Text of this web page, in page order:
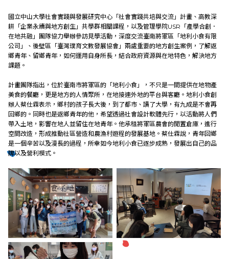
教育發展
研究成果
外部連結
EN
國立中山大學社會實踐與發展研究中心「社會實踐共培與交流」計畫、高教深
耕「企業永續與地方創生」共學群相關課程，以及管理學院USR「產學合創．
在地共融」團隊協力舉辦參訪見學活動，深度交流臺南將軍區「地利小食有限
公司」、後壁區「臺灣璞育文教發展協會」兩處重要的地方創生案例，了解返
鄉青年、留鄉青年，如何運用自身所長，結合政府資源與在地特色，解決地方
課題。
計畫團隊指出，位於臺南市將軍區的「地利小食」，不只是一間提供在地物產
美食的餐廳，更是地方的人情聚所，在地接連外地的平台與客廳。地利小食創
辦人蔡仕霖表示，鄉村的孩子長大後，到了都市、讀了大學，有九成是不會再
回鄉的。同時也是返鄉青年的他，希望透過社會設計軟體先行，以活動將人們
帶入土地，影響在地人並留住在地青年。他承租將軍區農會的閒置倉庫，進行
空間改造，形成推動社區營造和農漁村遊程的發展基地。蔡仕霖說，青年回鄉
是一個辛苦以及漫長的過程，所幸如今地利小食已逐步成熟，發展出自己的品
牌以及營利模式。